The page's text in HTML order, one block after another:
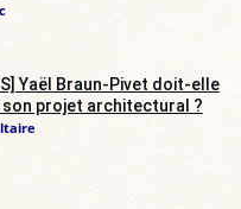
Yaël Braun-Pivet doit-elle
son projet architectural ?